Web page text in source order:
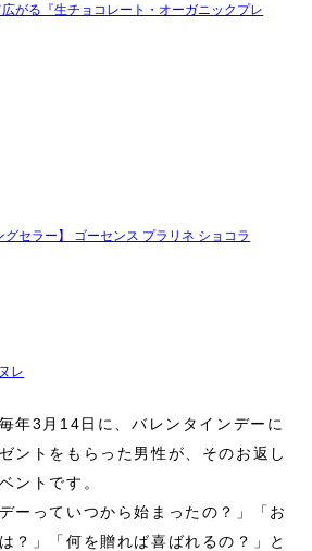
がる『生チョコレート・オーガニックプレ
セラー】 ゴーセンス プラリネ ショコラ
レ
毎年3月14日に、バレンタインデーに
ントをもらった男性が、そのお返し
ントです。
ーっていつから始まったの？」「お
？」「何を贈れば喜ばれるの？」と